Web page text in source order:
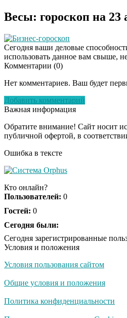
Весы: гороскоп на 23
Бизнес-гороскоп
Сегодня ваши деловые
использовать данное вам свыше,
Комментарии (0)
Нет комментариев. Ваш будет
Добавить комментарий
Важная информация
Обратите внимание! Сайт носит
публичной офертой, в
Ошибка в тексте
Кто онлайн?
Пользователей: 0
Гостей: 0
Сегодня были:
Сегодня зарегистрированные
Условия и положения
Условия пользования сайтом
Общие условия и положения
Политика конфиденциальности